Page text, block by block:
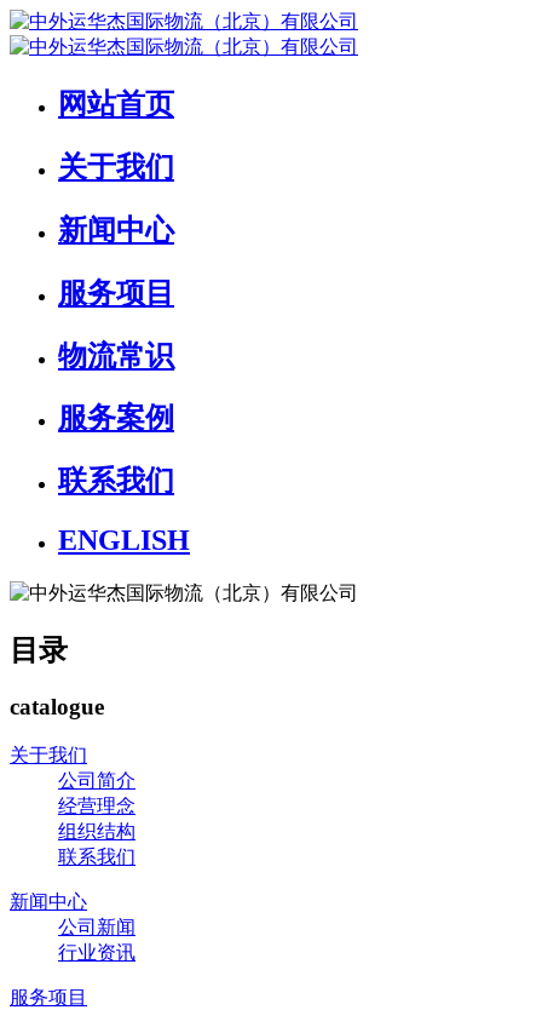
网站首页
关于我们
新闻中心
服务项目
物流常识
服务案例
联系我们
ENGLISH
目录
catalogue
关于我们
公司简介
经营理念
组织结构
联系我们
新闻中心
公司新闻
行业资讯
服务项目